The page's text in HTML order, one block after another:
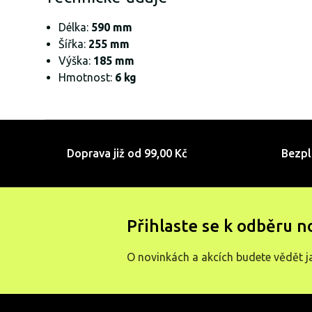
Délka: 590 mm
Šířka: 255 mm
Výška: 185 mm
Hmotnost: 6 kg
Doprava již od 99,00 Kč
Přihlaste se k odběru
O novinkách a akcích budete vědět